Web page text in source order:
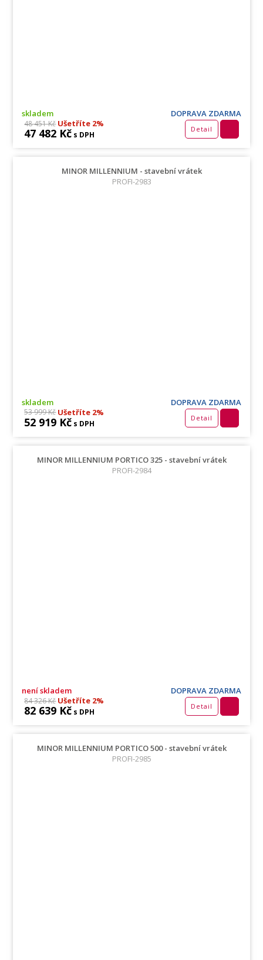
skladem DOPRAVA ZDARMA
48 451 KčUšetříte 2%
47 482 Kč s DPH
Detail
MINOR MILLENNIUM - stavební vrátek
PROFI-2983
skladem DOPRAVA ZDARMA
53 999 KčUšetříte 2%
52 919 Kč s DPH
Detail
MINOR MILLENNIUM PORTICO 325 - stavební vrátek
PROFI-2984
není skladem DOPRAVA ZDARMA
84 326 KčUšetříte 2%
82 639 Kč s DPH
Detail
MINOR MILLENNIUM PORTICO 500 - stavební vrátek
PROFI-2985